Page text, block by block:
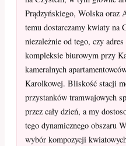
Prądzyńskiego, Wolska oraz
temu dostarczamy kwiaty na
niezależnie od tego, czy
kompleksie biurowym przy
kameralnych
Karolkowej. Bliskość stacji
przystanków tramwajowych
przez cały dzień, a my
tego dynamicznego obszaru
wybór kompozycji